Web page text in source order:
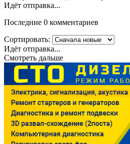
Идёт отправка...
Последние 0 комментариев
Сортировать:
Идёт отправка...
Смотреть дальше